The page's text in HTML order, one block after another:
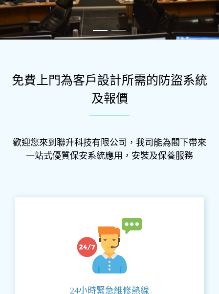
免費上門為客戶設計所需的防盜系統
及報價
歡迎您來到聯升科技有限公司，我司能為閣下帶來
一站式優質保安系統應用，安裝及保養服務
24小時緊急維修熱線